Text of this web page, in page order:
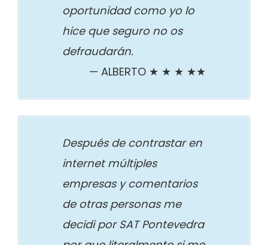
oportunidad como yo lo
hice que seguro no os
defraudarán.
ALBERTO ★ ★ ★ ★★
Después de contrastar en
internet múltiples
empresas y comentarios
de otras personas me
decidi por SAT Pontevedra